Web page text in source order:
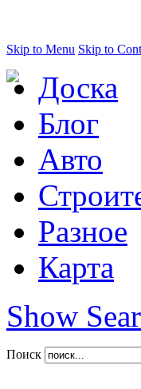
Skip to Menu Skip to
Доска
Блог
Авто
Разное
Карта
Show
Поиск